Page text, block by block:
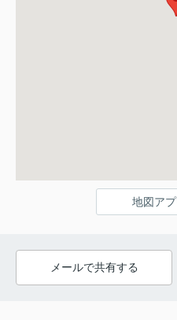
地図ア
メールで共有する